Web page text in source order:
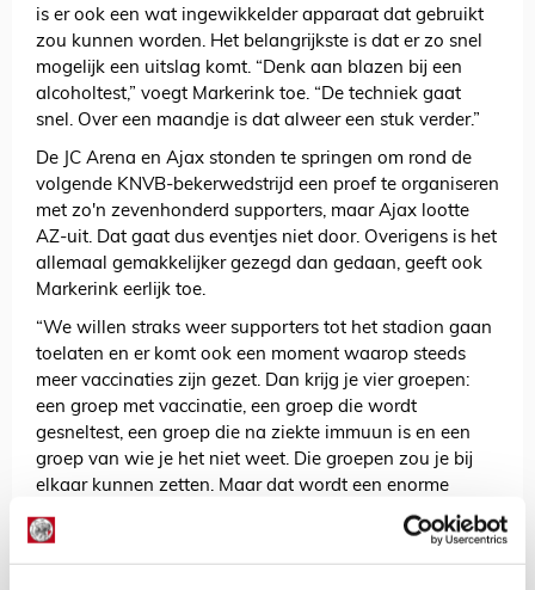
is er ook een wat ingewikkelder apparaat dat gebruikt
zou kunnen worden. Het belangrijkste is dat er zo snel
mogelijk een uitslag komt. “Denk aan blazen bij een
alcoholtest,” voegt Markerink toe. “De techniek gaat
snel. Over een maandje is dat alweer een stuk verder.”
De JC Arena en Ajax stonden te springen om rond de
volgende KNVB-bekerwedstrijd een proef te organiseren
met zo'n zevenhonderd supporters, maar Ajax lootte
AZ-uit. Dat gaat dus eventjes niet door. Overigens is het
allemaal gemakkelijker gezegd dan gedaan, geeft ook
Markerink eerlijk toe.
“We willen straks weer supporters tot het stadion gaan
toelaten en er komt ook een moment waarop steeds
meer vaccinaties zijn gezet. Dan krijg je vier groepen:
een groep met vaccinatie, een groep die wordt
gesneltest, een groep die na ziekte immuun is en een
groep van wie je het niet weet. Die groepen zou je bij
elkaar kunnen zetten. Maar dat wordt een enorme
puzzel. Dat lukt aan de tekentafel gemakkelijker dan in
de praktijk.”